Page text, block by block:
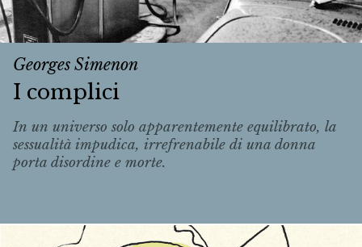
Georges Simenon
I complici
In un universo solo apparentemente equilibrato, la
sessualità impudica, irrefrenabile di una donna
porta disordine e morte.